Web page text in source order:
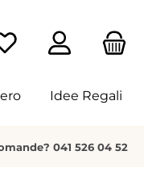
Hai 0 articoli nella
Idee Regali
041 526 04 52